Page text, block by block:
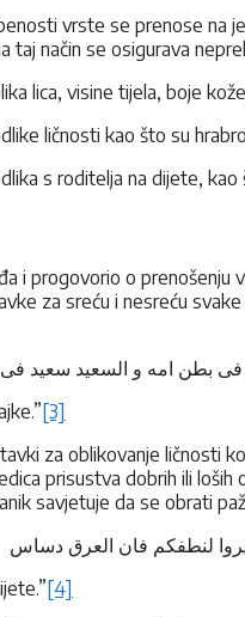
vrste se prenose
taj način se osigurava
lica, visine tijela, boje
ličnosti kao što su
s roditelja na dijete,
i progovorio o
za sreću i nesreću
بطن امه و السعید سعید
[3]
za oblikovanje ličnosti
prisustva dobrih ili
savjetuje da se obrati
لنطفکم فان العرق دساس
[4]